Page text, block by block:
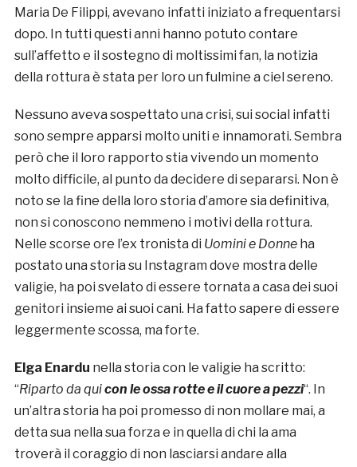
Maria De Filippi, avevano infatti iniziato a frequentarsi
dopo. In tutti questi anni hanno potuto contare
sull’affetto e il sostegno di moltissimi fan, la notizia
della rottura è stata per loro un fulmine a ciel sereno.
Nessuno aveva sospettato una crisi, sui social infatti
sono sempre apparsi molto uniti e innamorati. Sembra
però che il loro rapporto stia vivendo un momento
molto difficile, al punto da decidere di separarsi. Non è
noto se la fine della loro storia d’amore sia definitiva,
non si conoscono nemmeno i motivi della rottura.
Nelle scorse ore l’ex tronista di Uomini e Donne ha
postato una storia su Instagram dove mostra delle
valigie, ha poi svelato di essere tornata a casa dei suoi
genitori insieme ai suoi cani. Ha fatto sapere di essere
leggermente scossa, ma forte.
Elga Enardu nella storia con le valigie ha scritto:
“Riparto da quicon le ossa rotte e il cuore a pezzi“. In
un’altra storia ha poi promesso di non mollare mai, a
detta sua nella sua forza e in quella di chi la ama
troverà il coraggio di non lasciarsi andare alla